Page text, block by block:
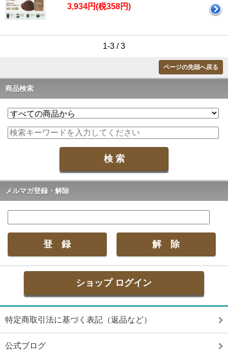
3,934円(税358円)
1-3 / 3
ページの先頭へ戻る
商品検索
メルマガ登録・解除
ショップ ログイン
特定商取引法に基づく表記（返品など）
公式ブログ